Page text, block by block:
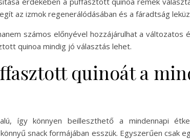
az izmok regenerálódásában és a fáradtság
számos előnyével hozzájárulhat a változatos
quinoa mindig jó választás lehet.
quinoát a
így könnyen beilleszthető a mindennapi
snack formájában esszük. Egyszerűen csak